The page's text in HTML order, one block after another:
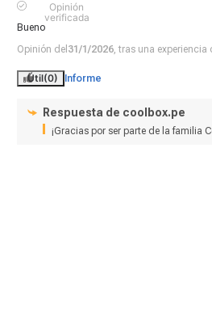
Opinión
verificada
Bueno
Opinión del 31/1/2026, tras una experiencia
Útil(0) Informe
Respuesta de coolbox.pe
¡Gracias por ser parte de la familia